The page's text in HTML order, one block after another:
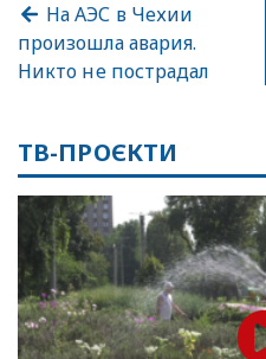
На АЭС в Чехии
произошла авария.
Никто не пострадал
ТВ-ПРОЄКТИ